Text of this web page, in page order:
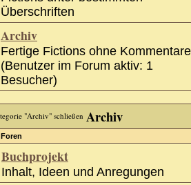
Überschriften
Archiv
Fertige Fictions ohne Kommentare
(Benutzer im Forum aktiv: 1
Besucher)
Archiv
Foren
Buchprojekt
Inhalt, Ideen und Anregungen